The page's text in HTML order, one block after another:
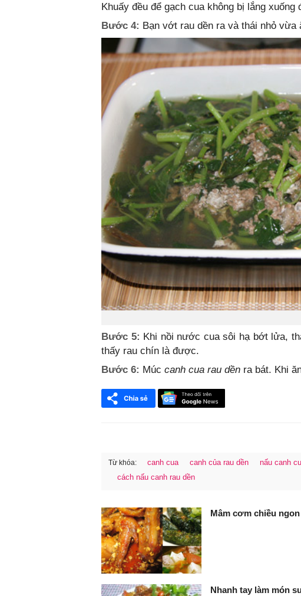
Khuấy đều để gạch cua không bị lắng xuống
Bước 4: Bạn vớt rau dền ra và thái nhỏ vừa
Bước 5: Khi nồi nước cua sôi hạ bớt lửa,
thấy rau chín là được.
Bước 6: Múc canh cua rau dền ra bát. Khi
FaceBook
Từ khóa: canh cua canh của rau dền nấu canh
cách nấu canh rau dền
Mâm cơm chiều
Nhanh tay làm món